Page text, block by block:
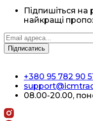
Підпишіться на
найкращі
+380 95 782 90 51
08.00-20.00,